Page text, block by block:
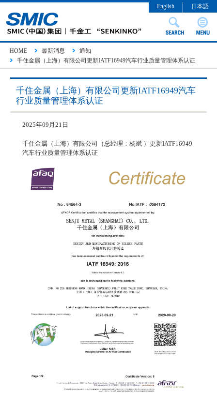
日本語
English
HOME 最新消息
通知
千住金属（上海）有限公司更新IATF16949汽车行业质量管理体系认证
千住金属（上海）有限公司更新IATF16949汽车
行业质量管理体系认证
2025年09月21日
千住金属（上海）有限公司 （总经理：杨斌 ） 更新IATF16949
汽车行业质量管理体系认证